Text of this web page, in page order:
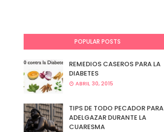
POPULAR POSTS
REMEDIOS CASEROS PARA LA
DIABETES
ABRIL 30, 2015
TIPS DE TODO PECADOR PARA
ADELGAZAR DURANTE LA
CUARESMA